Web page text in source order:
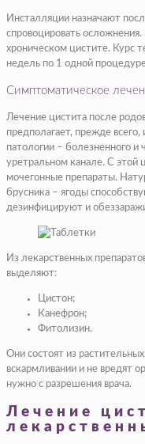
Инсталляции назначают
спровоцировать
хроническом цистите. Курс
недель по 1 одной
Симптоматическое
Лечение цистита после
предполагает, прежде
патологии – болезненного и
уретральном канале. С этой
мочегонные препараты.
брусника – ягоды
дезинфицируют и
Из лекарственных
выделяют:
Цистон;
Канефрон;
Фитолизин.
Они состоят из
вскармливании и не вредят
нужно с разрешения врача.
Лечение